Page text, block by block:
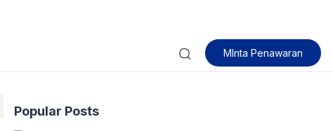
MInta Penawaran
Popular Posts